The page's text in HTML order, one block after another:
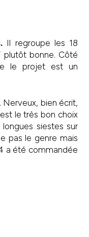
Il regroupe les 18
plutôt bonne. Côté
le projet est un
bien écrit,
le très bon choix
siestes sur
pas le genre mais
a été commandée